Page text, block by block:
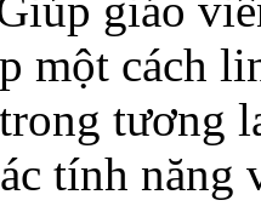
một cách
tương
tính